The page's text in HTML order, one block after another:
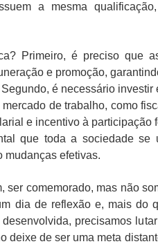
a mesma
Primeiro, é preciso que
e promoção,
é necessário investir
de trabalho, como
e incentivo à participação
que toda a sociedade se
mudanças efetivas.
comemorado, mas não
dia de reflexão e, mais do
precisamos
deixe de ser uma meta